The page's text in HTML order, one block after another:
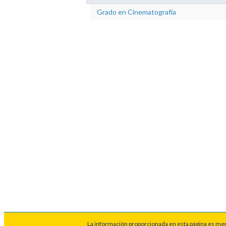
Grado en Cinematografía
La información proporcionada en esta página es